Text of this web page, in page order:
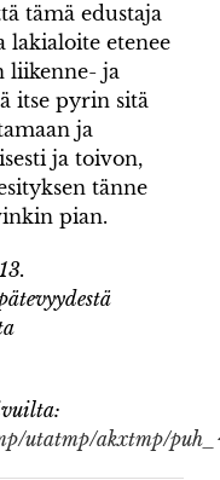
tämä edustaja
lakialoite etenee
liikenne- ja
itse pyrin sitä
ja
ja toivon,
tänne
pian.
utatmp/akxtmp/